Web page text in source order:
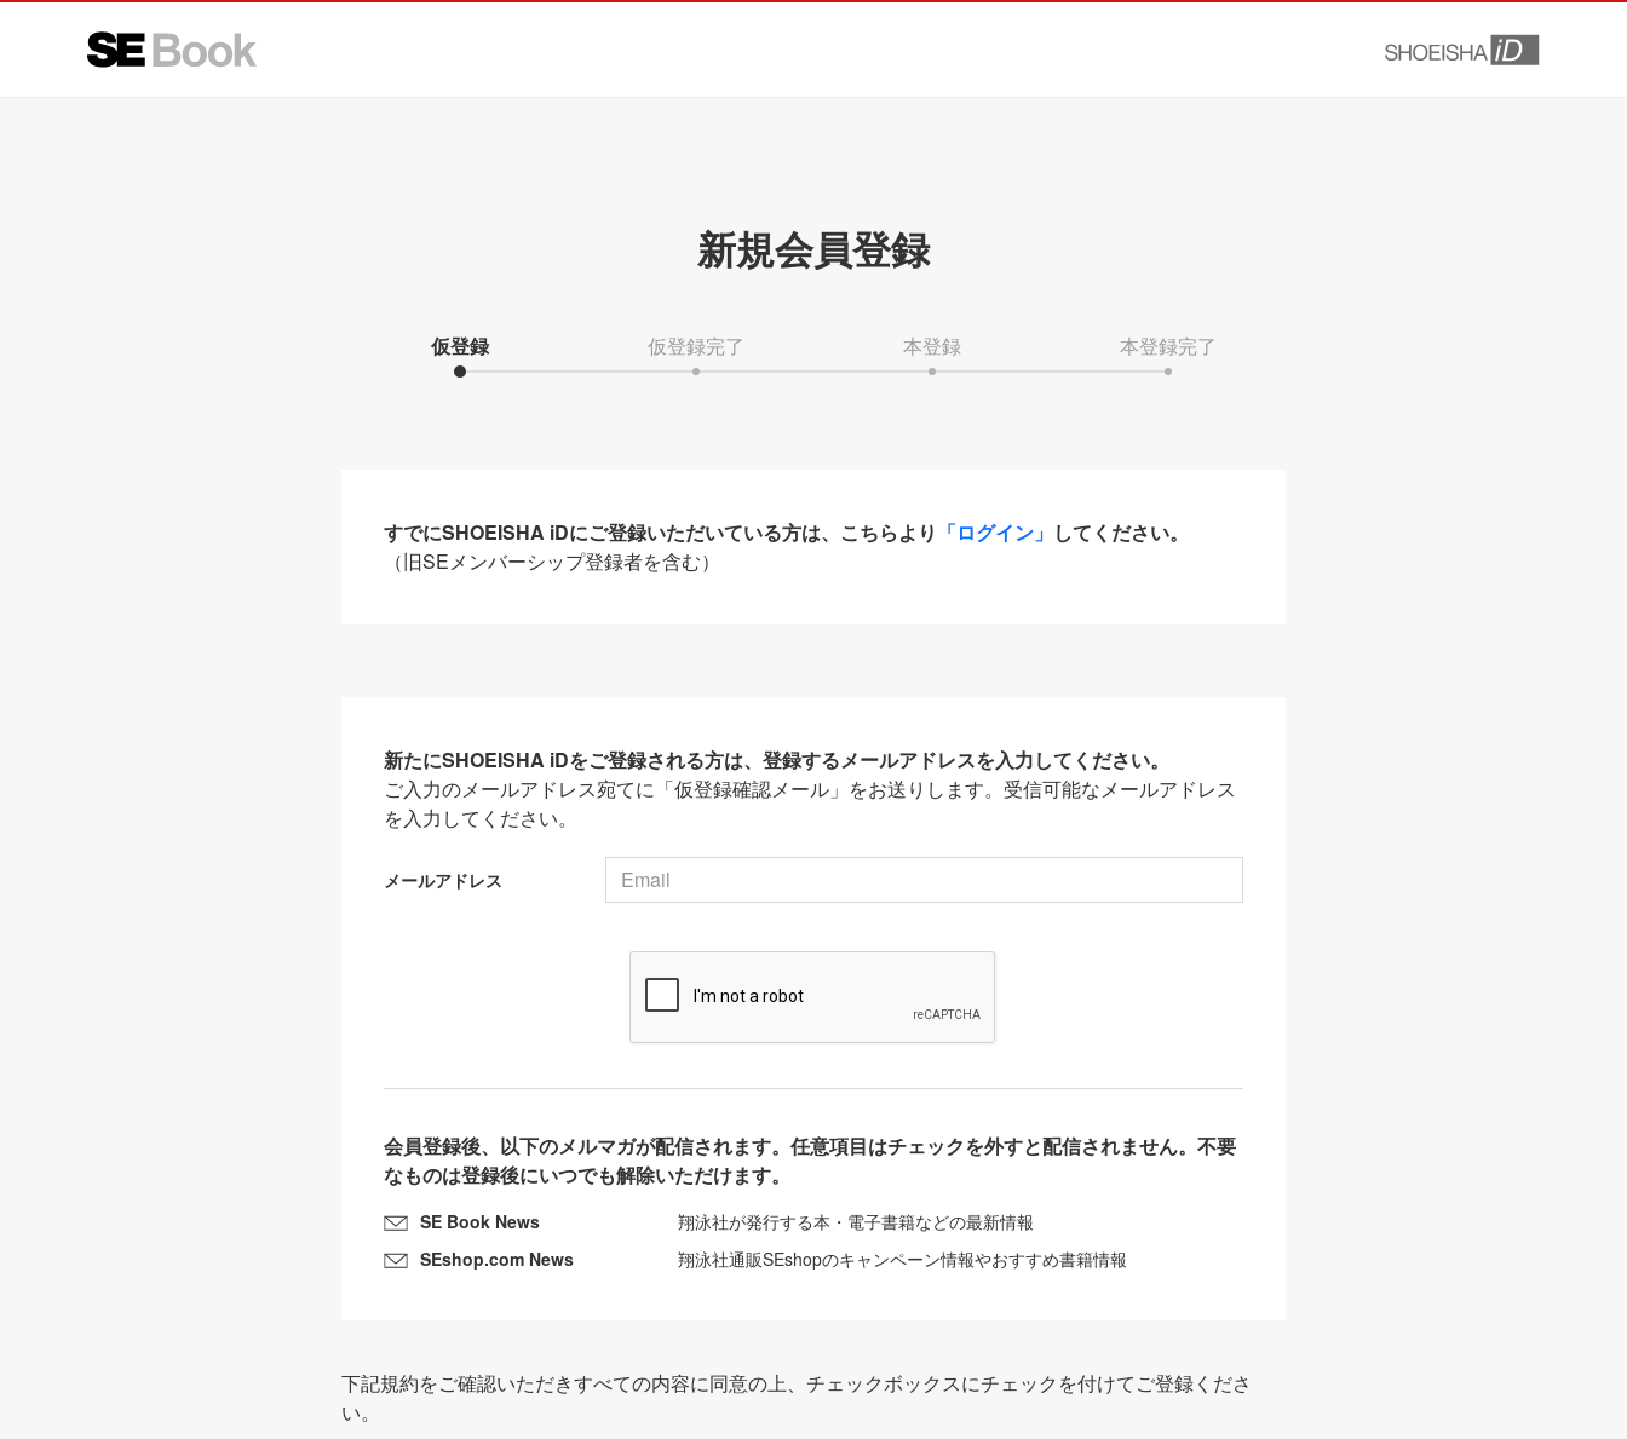
新規会員登録
仮登録 仮登録完了 本登録 本登録完了
すでにSHOEISHA iDにご登録いただいている方は、こちらより 「ログイン」 してください。
（旧SEメンバーシップ登録者を含む）
新たにSHOEISHA iDをご登録される方は、登録するメールアドレスを入力してください。
ご入力のメールアドレス宛てに「仮登録確認メール」をお送りします。受信可能なメールアドレス
を入力してください。
メールアドレス
会員登録後、以下のメルマガが配信されます。任意項目はチェックを外すと配信されません。不要
なものは登録後にいつでも解除いただけます。
SE Book News
翔泳社が発行する本・電子書籍などの最新情報
SEshop.com News
翔泳社通販SEshopのキャンペーン情報やおすすめ書籍情報
下記規約をご確認いただきすべての内容に同意の上、チェックボックスにチェックを付けてご登録くださ
い。